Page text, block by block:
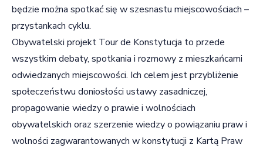
będzie można spotkać się w szesnastu miejscowościach –
przystankach cyklu.
Obywatelski projekt Tour de Konstytucja to przede
wszystkim debaty, spotkania i rozmowy z mieszkańcami
odwiedzanych miejscowości. Ich celem jest przybliżenie
społeczeństwu doniosłości ustawy zasadniczej,
propagowanie wiedzy o prawie i wolnościach
obywatelskich oraz szerzenie wiedzy o powiązaniu praw i
wolności zagwarantowanych w konstytucji z Kartą Praw